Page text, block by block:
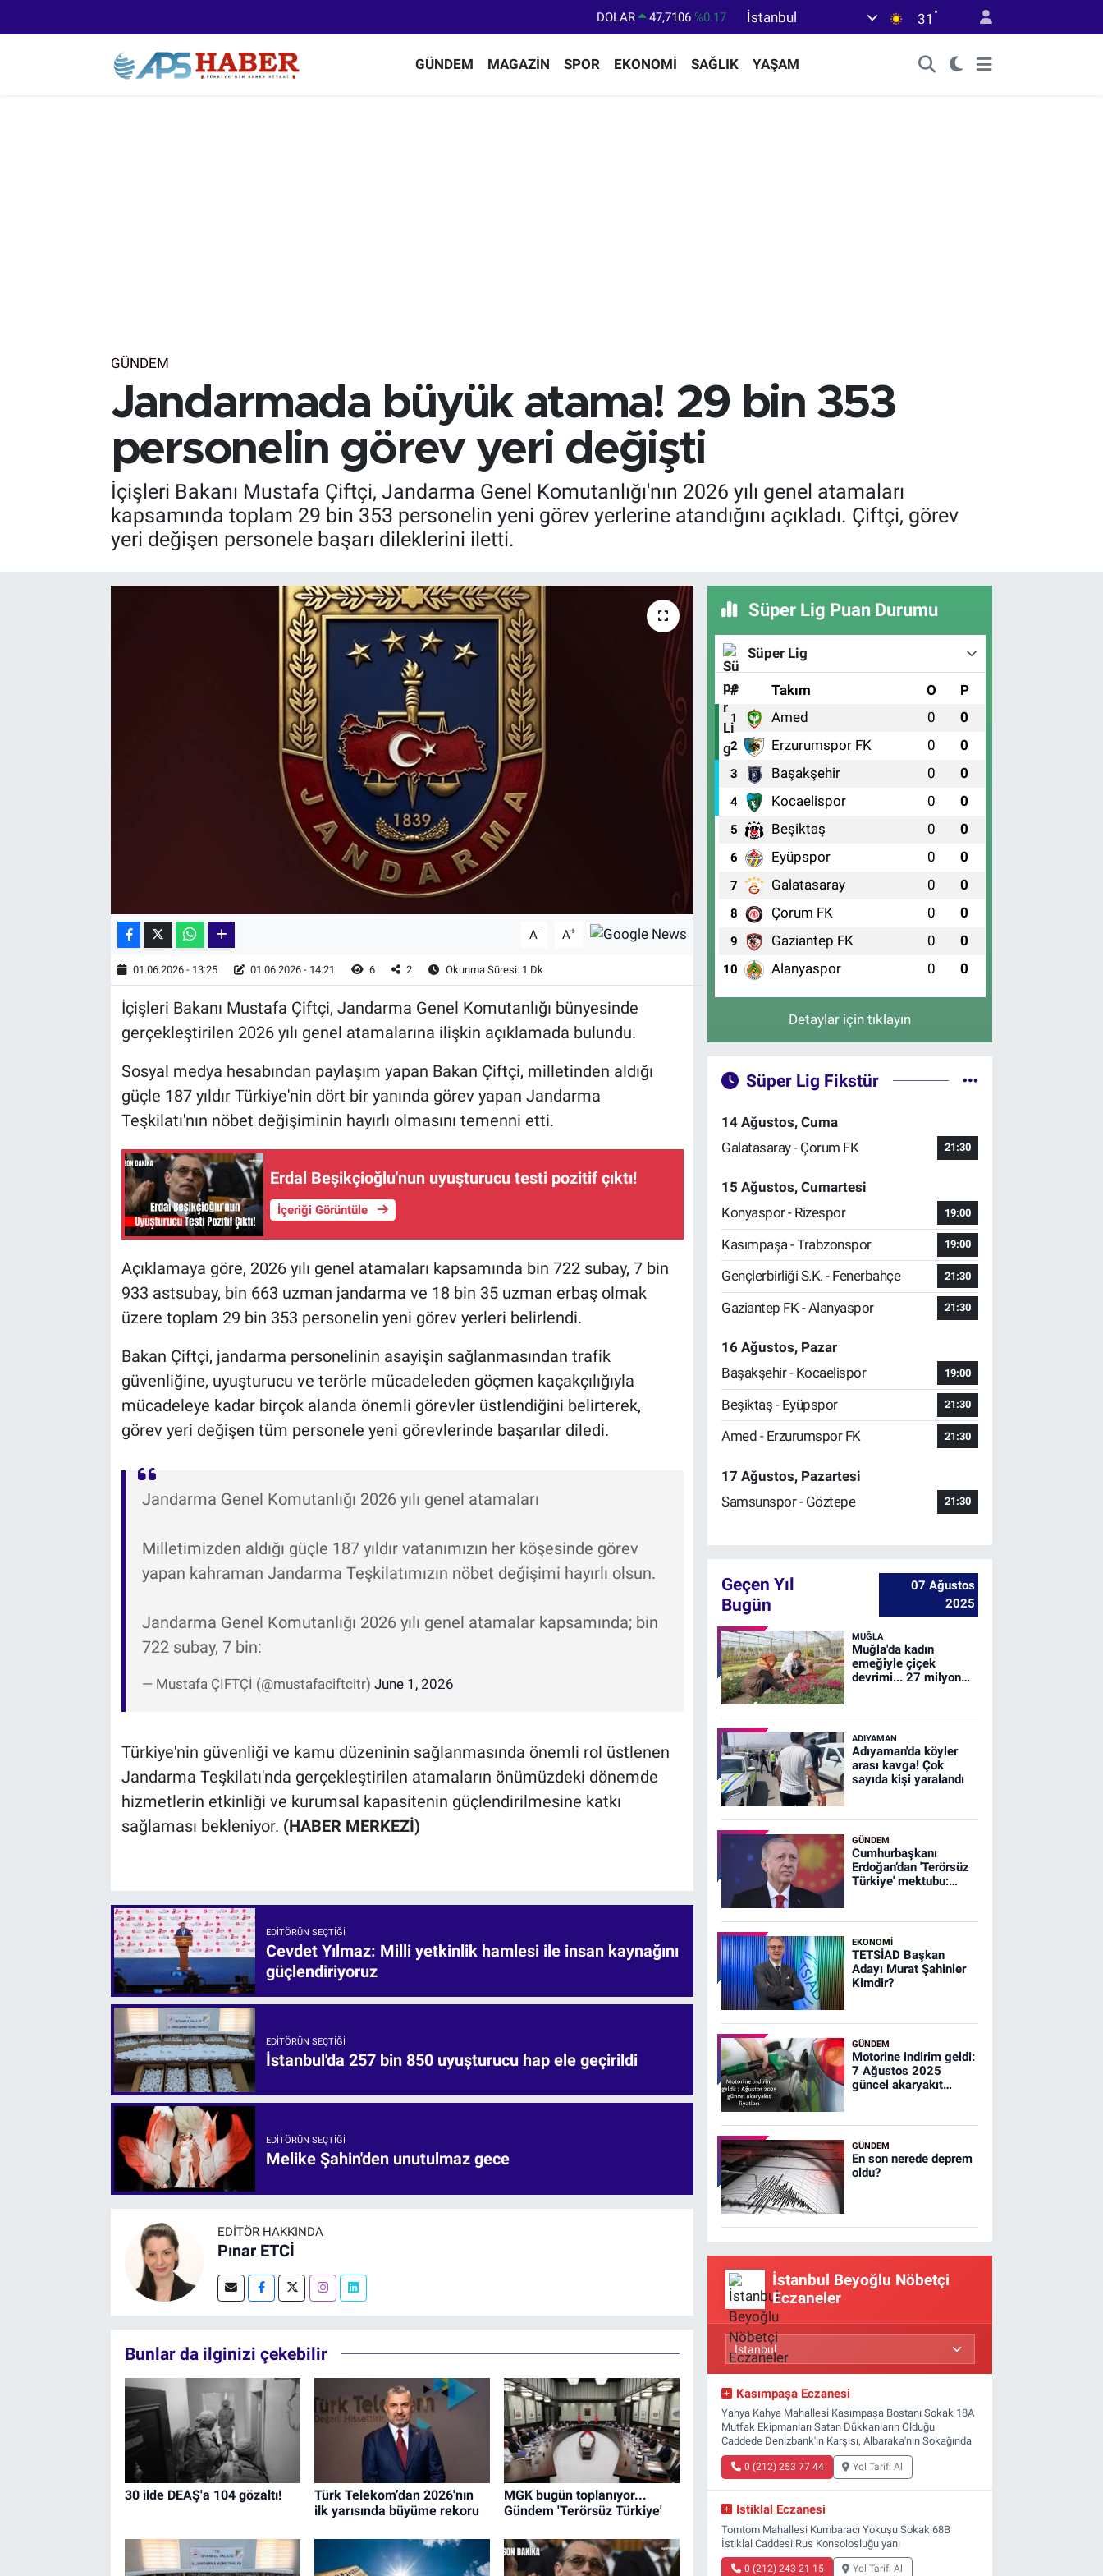
DOLAR 47,7106 %0.17
İstanbul 31 °
GÜNDEM MAGAZİN SPOR EKONOMİ SAĞLIK YAŞAM
GÜNDEM
Jandarmada büyük atama! 29 bin 353
personelin görev yeri değişti
İçişleri Bakanı Mustafa Çiftçi, Jandarma Genel Komutanlığı'nın 2026 yılı genel atamaları
kapsamında toplam 29 bin 353 personelin yeni görev yerlerine atandığını açıkladı. Çiftçi, görev
yeri değişen personele başarı dileklerini iletti.
A- A+
01.06.2026 - 13:25 01.06.2026 - 14:21 6 2 Okunma Süresi: 1 Dk
İçişleri Bakanı Mustafa Çiftçi, Jandarma Genel Komutanlığı bünyesinde
gerçekleştirilen 2026 yılı genel atamalarına ilişkin açıklamada bulundu.
Sosyal medya hesabından paylaşım yapan Bakan Çiftçi, milletinden aldığı
güçle 187 yıldır Türkiye'nin dört bir yanında görev yapan Jandarma
Teşkilatı'nın nöbet değişiminin hayırlı olmasını temenni etti.
Erdal Beşikçioğlu'nun uyuşturucu testi pozitif çıktı!
İçeriği Görüntüle
Açıklamaya göre, 2026 yılı genel atamaları kapsamında bin 722 subay, 7 bin
933 astsubay, bin 663 uzman jandarma ve 18 bin 35 uzman erbaş olmak
üzere toplam 29 bin 353 personelin yeni görev yerleri belirlendi.
Bakan Çiftçi, jandarma personelinin asayişin sağlanmasından trafik
güvenliğine, uyuşturucu ve terörle mücadeleden göçmen kaçakçılığıyla
mücadeleye kadar birçok alanda önemli görevler üstlendiğini belirterek,
görev yeri değişen tüm personele yeni görevlerinde başarılar diledi.
Jandarma Genel Komutanlığı 2026 yılı genel atamaları
Milletimizden aldığı güçle 187 yıldır vatanımızın her köşesinde görev
yapan kahraman Jandarma Teşkilatımızın nöbet değişimi hayırlı olsun.
Jandarma Genel Komutanlığı 2026 yılı genel atamalar kapsamında; bin
722 subay, 7 bin:
— Mustafa ÇİFTÇİ (@mustafaciftcitr) June 1, 2026
Türkiye'nin güvenliği ve kamu düzeninin sağlanmasında önemli rol üstlenen
Jandarma Teşkilatı'nda gerçekleştirilen atamaların önümüzdeki dönemde
hizmetlerin etkinliği ve kurumsal kapasitenin güçlendirilmesine katkı
sağlaması bekleniyor. (HABER MERKEZİ)
EDITÖRÜN SEÇTIĞI
Cevdet Yılmaz: Milli yetkinlik hamlesi ile insan kaynağını
güçlendiriyoruz
EDITÖRÜN SEÇTIĞI
İstanbul'da 257 bin 850 uyuşturucu hap ele geçirildi
EDITÖRÜN SEÇTIĞI
Melike Şahin'den unutulmaz gece
EDITÖR HAKKINDA
Pınar ETCİ
Bunlar da ilginizi çekebilir
30 ilde DEAŞ'a 104 gözaltı!
Türk Telekom’dan 2026'nın
ilk yarısında büyüme rekoru
MGK bugün toplanıyor...
Gündem 'Terörsüz Türkiye'
Süper Lig Puan Durumu
Süper Lig
# Takım O P
1 Amed 0 0
2 Erzurumspor FK 0 0
3 Başakşehir 0 0
4 Kocaelispor 0 0
5 Beşiktaş 0 0
6 Eyüpspor 0 0
7 Galatasaray 0 0
8 Çorum FK 0 0
9 Gaziantep FK 0 0
10 Alanyaspor 0 0
Detaylar için tıklayın
Süper Lig Fikstür
14 Ağustos, Cuma
Galatasaray - Çorum FK
21:30
15 Ağustos, Cumartesi
Konyaspor - Rizespor
19:00
Kasımpaşa - Trabzonspor 19:00
Gençlerbirliği S.K. - Fenerbahçe 21:30
Gaziantep FK - Alanyaspor 21:30
16 Ağustos, Pazar
Başakşehir - Kocaelispor
19:00
Beşiktaş - Eyüpspor 21:30
Amed - Erzurumspor FK 21:30
17 Ağustos, Pazartesi
Samsunspor - Göztepe
21:30
Geçen Yıl
Bugün
07 Ağustos
2025
MUĞLA
Muğla'da kadın
emeğiyle çiçek
devrimi... 27 milyon
ADIYAMAN
Adıyaman'da köyler
arası kavga! Çok
sayıda kişi yaralandı
GÜNDEM
Cumhurbaşkanı
Erdoğan’dan 'Terörsüz
Türkiye' mektubu:
çıkacağız
EKONOMİ
TETSİAD Başkan
Adayı Murat Şahinler
Kimdir?
GÜNDEM
Motorine indirim geldi:
7 Ağustos 2025
güncel akaryakıt
GÜNDEM
En son nerede deprem
oldu?
İstanbul Beyoğlu Nöbetçi
Eczaneler
Kasımpaşa Eczanesi
Yahya Kahya Mahallesi Kasımpaşa Bostanı Sokak 18A
Mutfak Ekipmanları Satan Dükkanların Olduğu
Caddede Denizbank'ın Karşısı, Albaraka'nın Sokağında
0 (212) 253 77 44 Yol Tarifi Al
Istiklal Eczanesi
Tomtom Mahallesi Kumbaracı Yokuşu Sokak 68B
İstiklal Caddesi Rus Konsolosluğu yanı
0 (212) 243 21 15 Yol Tarifi Al